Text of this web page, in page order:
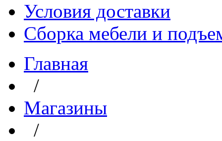
Условия доставки
Сборка мебели и
Главная
/
Магазины
/